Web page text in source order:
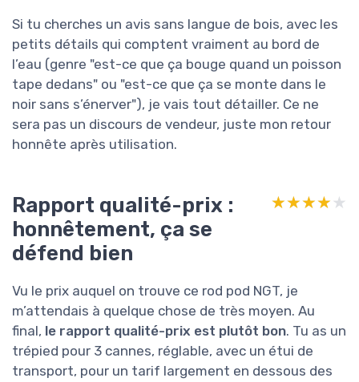
Si tu cherches un avis sans langue de bois, avec les
petits détails qui comptent vraiment au bord de
l’eau (genre "est-ce que ça bouge quand un poisson
tape dedans" ou "est-ce que ça se monte dans le
noir sans s’énerver"), je vais tout détailler. Ce ne
sera pas un discours de vendeur, juste mon retour
honnête après utilisation.
Rapport qualité-prix :
honnêtement, ça se
défend bien
★★★★★
★★★★★
Vu le prix auquel on trouve ce rod pod NGT, je
m’attendais à quelque chose de très moyen. Au
final, le rapport qualité-prix est plutôt bon. Tu as un
trépied pour 3 cannes, réglable, avec un étui de
transport, pour un tarif largement en dessous des